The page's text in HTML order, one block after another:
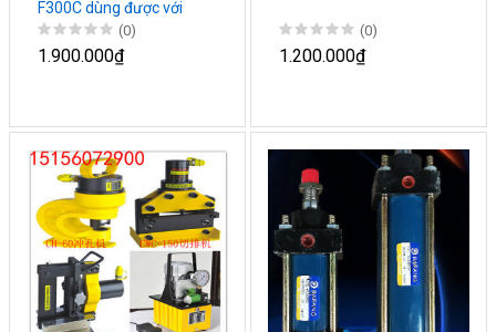
F300C dùng được với
bơm tay hoặc máy
(0)
1.900.000₫
(0)
1.200.000₫